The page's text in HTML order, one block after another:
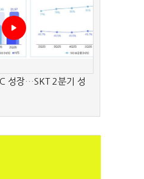
성장…SKT 2분기 성